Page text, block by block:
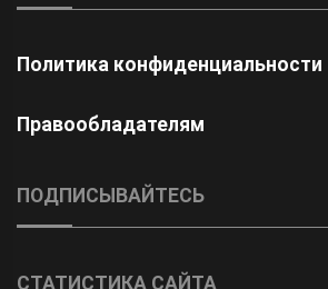
Политика конфиденциальности
Правообладателям
ПОДПИСЫВАЙТЕСЬ
СТАТИСТИКА САЙТА